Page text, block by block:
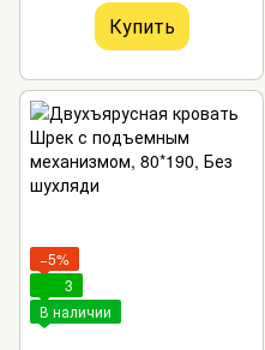
Купить
−5%
3
В наличии